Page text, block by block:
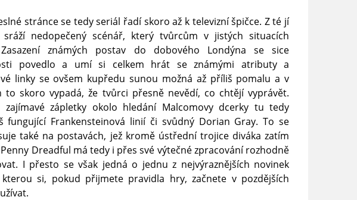
stránce se tedy seriál řadí skoro až k televizní špičce. Z té jí
sráží nedopečený scénář, který tvůrcům v jistých situacích
známých postav do dobového Londýna se sice
povedlo a umí si celkem hrát se známými atributy a
linky se ovšem kupředu sunou možná až příliš pomalu a v
to skoro vypadá, že tvůrci přesně nevědí, co chtějí vyprávět.
zajímavé zápletky okolo hledání Malcomovy dcerky tu tedy
fungující Frankensteinová linií či svůdný Dorian Gray. To se
také na postavách, jež kromě ústřední trojice diváka zatím
Dreadful má tedy i přes své výtečné zpracování rozhodně
I přesto se však jedná o jednu z nejvýraznějších novinek
si, pokud přijmete pravidla hry, začnete v pozdějších